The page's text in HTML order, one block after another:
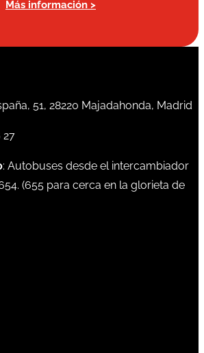
Más información >
51, 28220 Majadahonda, Madrid
27
: Autobuses desde el intercambiador
. (655 para cerca en la glorieta de